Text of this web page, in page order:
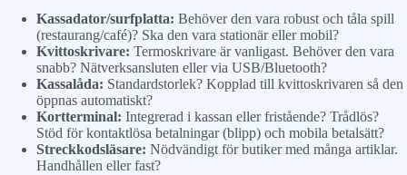
Kassadator/surfplatta: Behöver den vara robust och tåla spill
(restaurang/café)? Ska den vara stationär eller mobil?
Kvittoskrivare: Termoskrivare är vanligast. Behöver den vara
snabb? Nätverksansluten eller via USB/Bluetooth?
Kassalåda: Standardstorlek? Kopplad till kvittoskrivaren så den
öppnas automatiskt?
Kortterminal: Integrerad i kassan eller fristående? Trådlös?
Stöd för kontaktlösa betalningar (blipp) och mobila betalsätt?
Streckkodsläsare: Nödvändigt för butiker med många artiklar.
Handhållen eller fast?